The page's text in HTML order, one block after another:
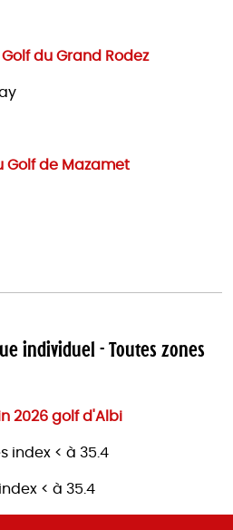
du Grand Rodez
Golf de Mazamet
individuel - Toutes zones
2026 golf d'Albi
index < à 35.4
< à 35.4